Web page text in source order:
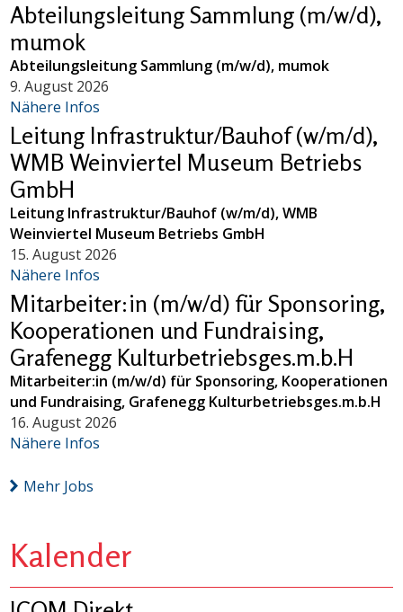
Abteilungsleitung Sammlung (m/w/d),
mumok
Abteilungsleitung Sammlung (m/w/d), mumok
9. August 2026
Nähere Infos
Leitung Infrastruktur/Bauhof (w/m/d),
WMB Weinviertel Museum Betriebs
GmbH
Leitung Infrastruktur/Bauhof (w/m/d), WMB
Weinviertel Museum Betriebs GmbH
15. August 2026
Nähere Infos
Mitarbeiter:in (m/w/d) für Sponsoring,
Kooperationen und Fundraising,
Grafenegg Kulturbetriebsges.m.b.H
Mitarbeiter:in (m/w/d) für Sponsoring, Kooperationen
und Fundraising, Grafenegg Kulturbetriebsges.m.b.H
16. August 2026
Nähere Infos
Mehr Jobs
Kalender